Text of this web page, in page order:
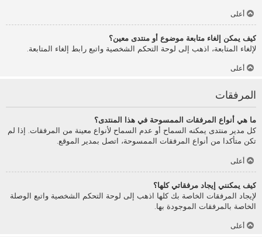
أعلى
كيف يمكن إلغاء متابعة موضوع أو منتدى معين؟
لإلغاء المتابعة، اذهب إلى لوحة التحكم الشخصية واتبع رابط إلغاء المتابعة.
أعلى
المرفقات
ما هي أنواع المرفقات الممسوحة في هذا المنتدى؟
كل مدير منتدى يمكنه السماح أو عدم السماح لأنواع معينة من المرفقات. إذا لم
تكن متأكدا من أنواع المرفقات الممسوحة، اتصل بمدير الموقع.
أعلى
كيف يمكنني إيجاد مرفقاتي كلها؟
لإيجاد المرفقات الخاصة بك كلها اذهب إلى لوحة التحكم الشخصية واتبع الوصلة
الخاصة بالمرفقات الموجودة بها.
أعلى